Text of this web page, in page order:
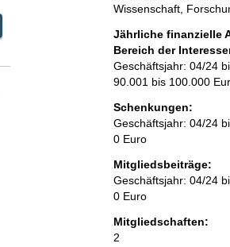
Wissenschaft,
Jährliche finanzielle
Bereich der
Geschäftsjahr: 04/24
90.001 bis 100.000
Schenkungen:
Geschäftsjahr: 04/24
0 Euro
Mitgliedsbeiträge:
Geschäftsjahr: 04/24
0 Euro
Mitgliedschaften:
2